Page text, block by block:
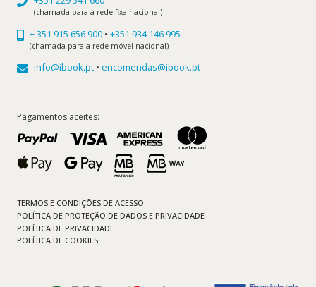
(chamada para a rede fixa nacional)
+ 351 915 656 900 • +351 934 146 995
(chamada para a rede móvel nacional)
info@ibook.pt • encomendas@ibook.pt
Pagamentos aceites:
TERMOS E CONDIÇÕES DE ACESSO
POLÍTICA DE PROTEÇÃO DE DADOS E PRIVACIDADE
POLÍTICA DE PRIVACIDADE
POLÍTICA DE COOKIES